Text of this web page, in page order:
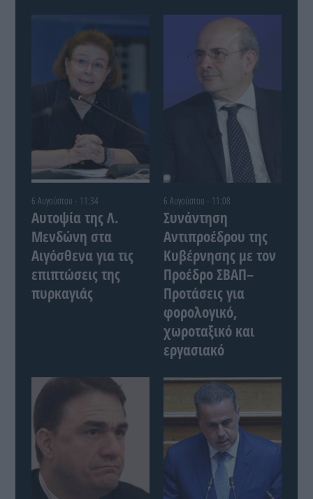
6 Αυγούστου - 11:34
Αυτοψία της Λ.
Μενδώνη στα
Αιγόσθενα για τις
επιπτώσεις της
πυρκαγιάς
6 Αυγούστου - 11:08
Συνάντηση
Αντιπροέδρου της
Κυβέρνησης με τον
Προέδρο ΣΒΑΠ–
Προτάσεις για
φορολογικό,
χωροταξικό και
εργασιακό